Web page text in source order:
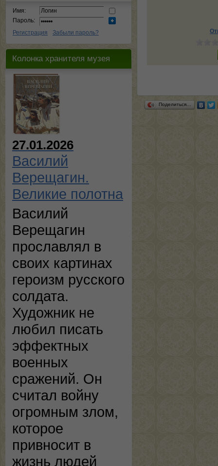
Имя:
Пароль:
Регистрация
Забыли пароль?
Колонка хранителя музея
27.01.2026
Василий
Верещагин.
Великие полотна
Василий
Верещагин
прославлял в
своих картинах
героизм русского
солдата.
Художник не
любил писать
эффектных
военных
сражений. Он
считал войну
огромным злом,
которое
привносит в
жизнь людей
Поделиться…